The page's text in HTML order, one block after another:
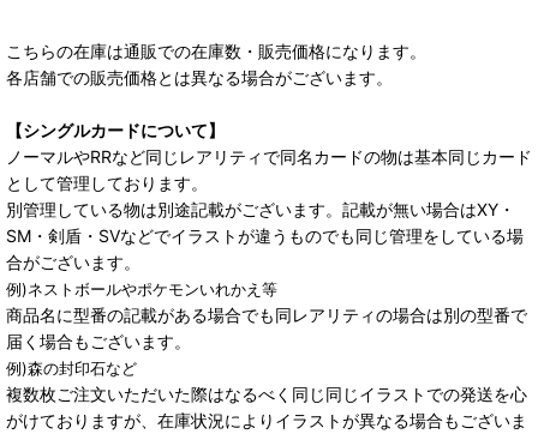
こちらの在庫は通販での在庫数・販売価格になります。
各店舗での販売価格とは異なる場合がございます。
【シングルカードについて】
ノーマルやRRなど同じレアリティで同名カードの物は基本同じカード
として管理しております。
別管理している物は別途記載がございます。記載が無い場合はXY・
SM・剣盾・SVなどでイラストが違うものでも同じ管理をしている場
合がございます。
例)ネストボールやポケモンいれかえ等
商品名に型番の記載がある場合でも同レアリティの場合は別の型番で
届く場合もございます。
例)森の封印石など
複数枚ご注文いただいた際はなるべく同じ同じイラストでの発送を心
がけておりますが、在庫状況によりイラストが異なる場合もございま